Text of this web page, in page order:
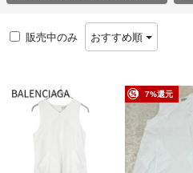
販売中のみ おすすめ順
7%還元